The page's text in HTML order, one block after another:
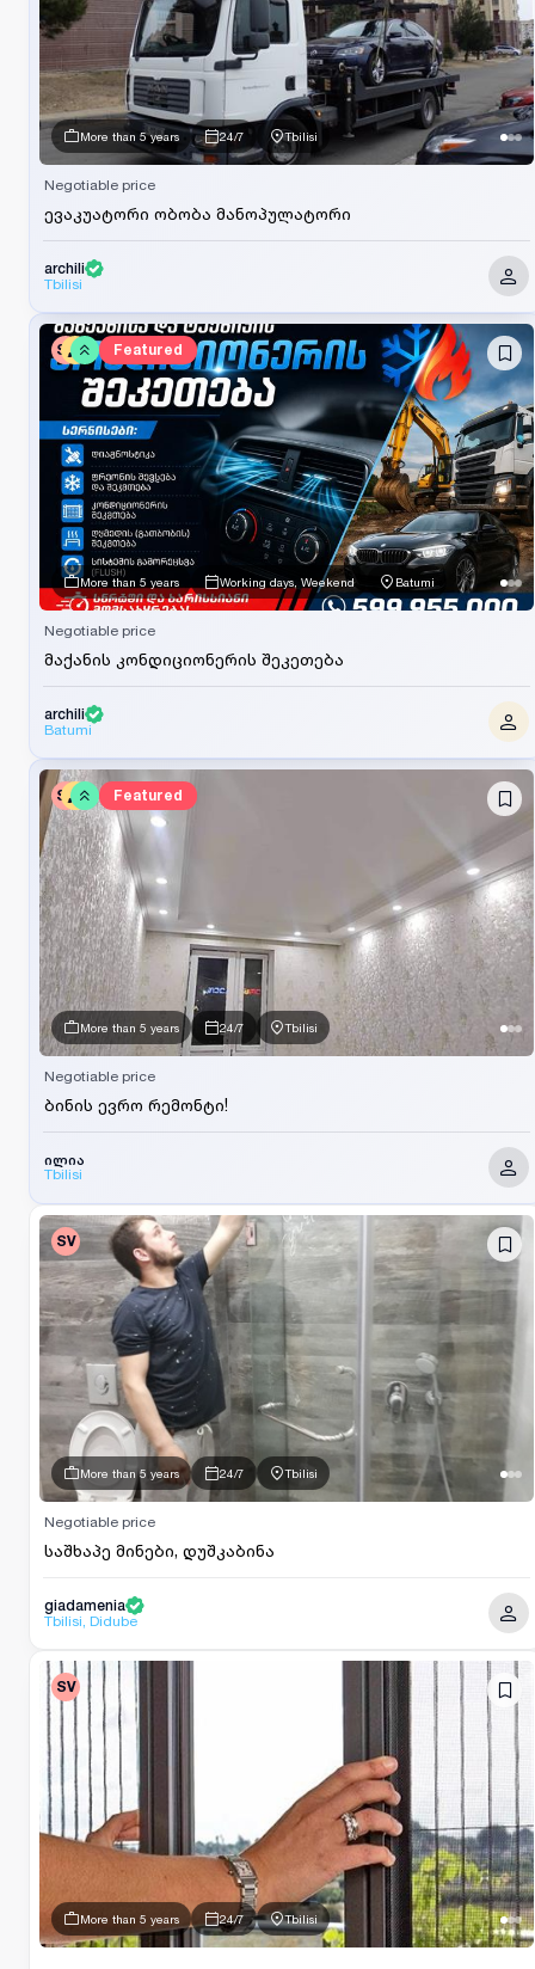
More than 5 years 24/7 Tbilisi
ევაკუატორი ობობა მანოპულატორი
Negotiable price
archili
Tbilisi
SV Featured
More than 5 years Working days, Weekend Batumi
მაქანის კონდიციონერის შეკეთება
Negotiable price
archili
Batumi
SV Featured
More than 5 years 24/7 Tbilisi
ბინის ევრო რემონტი!
Negotiable price
ილია
Tbilisi
SV
More than 5 years 24/7 Tbilisi
საშხაპე მინები, დუშკაბინა
Negotiable price
giadamenia
Tbilisi, Didube
SV
More than 5 years 24/7 Tbilisi